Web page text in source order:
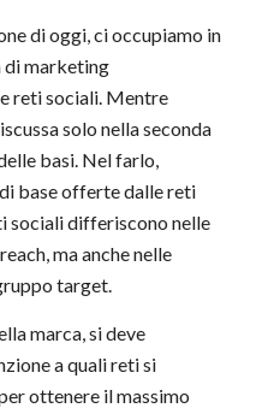
di oggi, ci occupiamo in
marketing
reti sociali. Mentre
solo nella seconda
basi. Nel farlo,
base offerte dalle reti
sociali differiscono nelle
ma anche nelle
target.
marca, si deve
a quali reti si
ottenere il massimo